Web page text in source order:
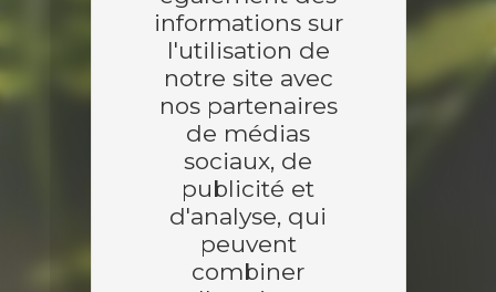
informations sur
l'utilisation de
notre site avec
nos partenaires
de médias
sociaux, de
publicité et
d'analyse, qui
peuvent
combiner